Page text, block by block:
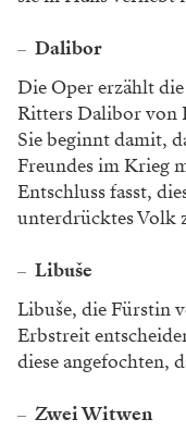
Dalibor
Die Oper erzählt
Ritters Dalibor von
Sie beginnt damit,
Freundes im Krieg
Entschluss fasst,
unterdrücktes Volk
Libuše
Libuše, die Fürstin
Erbstreit
diese angefochten,
Zwei Witwen